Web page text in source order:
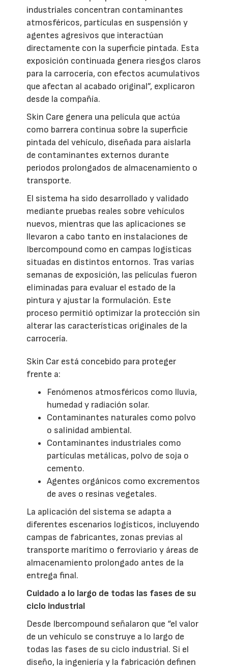
industriales concentran contaminantes
atmosféricos, partículas en suspensión y
agentes agresivos que interactúan
directamente con la superficie pintada. Esta
exposición continuada genera riesgos claros
para la carrocería, con efectos acumulativos
que afectan al acabado original”, explicaron
desde la compañía.
Skin Care genera una película que actúa
como barrera continua sobre la superficie
pintada del vehículo, diseñada para aislarla
de contaminantes externos durante
periodos prolongados de almacenamiento o
transporte.
El sistema ha sido desarrollado y validado
mediante pruebas reales sobre vehículos
nuevos, mientras que las aplicaciones se
llevaron a cabo tanto en instalaciones de
Ibercompound como en campas logísticas
situadas en distintos entornos. Tras varias
semanas de exposición, las películas fueron
eliminadas para evaluar el estado de la
pintura y ajustar la formulación. Este
proceso permitió optimizar la protección sin
alterar las características originales de la
carrocería.
Skin Car está concebido para proteger
frente a:
Fenómenos atmosféricos como lluvia,
humedad y radiación solar.
Contaminantes naturales como polvo
o salinidad ambiental.
Contaminantes industriales como
partículas metálicas, polvo de soja o
cemento.
Agentes orgánicos como excrementos
de aves o resinas vegetales.
La aplicación del sistema se adapta a
diferentes escenarios logísticos, incluyendo
campas de fabricantes, zonas previas al
transporte marítimo o ferroviario y áreas de
almacenamiento prolongado antes de la
entrega final.
Cuidado a lo largo de todas las fases de su
ciclo industrial
Desde Ibercompound señalaron que “el valor
de un vehículo se construye a lo largo de
todas las fases de su ciclo industrial. Si el
diseño, la ingeniería y la fabricación definen